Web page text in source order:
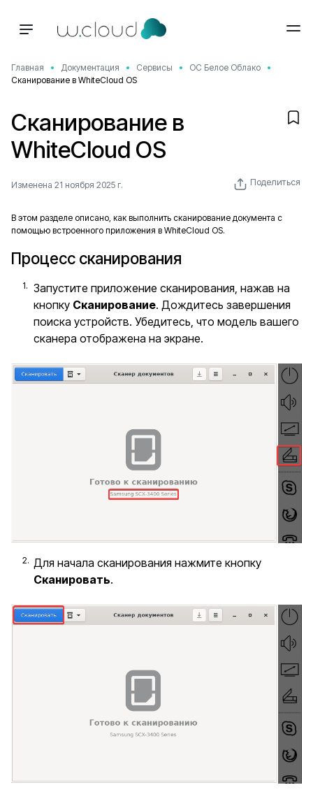
Главная Документация Сервисы
ОС Белое Облако
Сканирование в WhiteCloud OS
Сканирование в
WhiteCloud OS
Изменена 21 ноября 2025 г. Поделиться
В этом разделе описано, как выполнить сканирование документа с
помощью встроенного приложения в WhiteCloud OS.
Процесс сканирования
Запустите приложение сканирования, нажав на
кнопку Сканирование. Дождитесь завершения
поиска устройств. Убедитесь, что модель вашего
сканера отображена на экране.
Для начала сканирования нажмите кнопку
Сканировать.